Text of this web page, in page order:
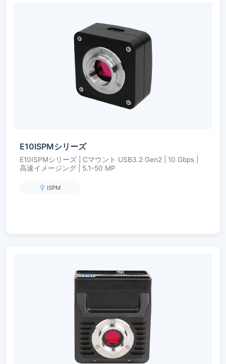
E10ISPMシリーズ
E10ISPMシリーズ | Cマウント USB3.2 Gen2 | 10 Gbps |
高速イメージング | 5.1–50 MP
ISPM